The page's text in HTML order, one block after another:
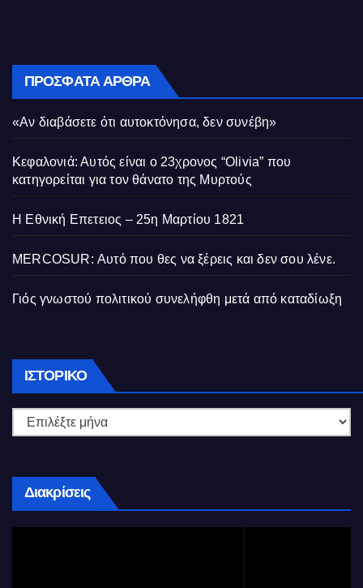
ΠΡΌΣΦΑΤΑ ΆΡΘΡΑ
«Αν διαβάσετε ότι αυτοκτόνησα, δεν συνέβη»
Κεφαλονιά: Αυτός είναι ο 23χρονος “Olivia” που
κατηγορείται για τον θάνατο της Μυρτούς
Η Εθνική Επετειος – 25η Μαρτίου 1821
MERCOSUR: Αυτό που θες να ξέρεις και δεν σου λένε.
Γιός γνωστού πολιτικού συνελήφθη μετά από καταδίωξη
ΙΣΤΟΡΙΚΌ Ιστορικό
Διακρίσεις